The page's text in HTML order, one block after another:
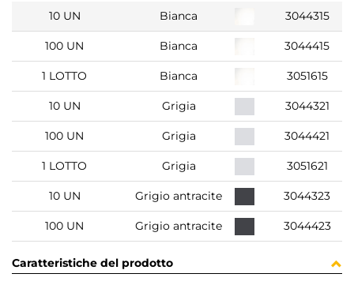
10 UN
Bianca 3044315
100 UN Bianca 3044415
1 LOTTO Bianca 3051615
10 UN Grigia 3044321
100 UN Grigia 3044421
1 LOTTO Grigia 3051621
10 UN Grigio antracite 3044323
100 UN Grigio antracite 3044423
Caratteristiche del prodotto